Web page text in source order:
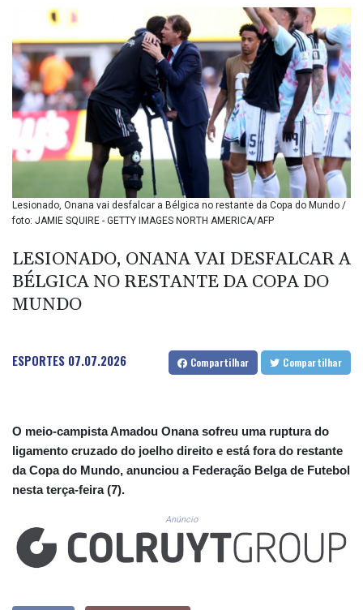
BMD 1.152379
BND 1.480393
BOB 13.964198
BRL 5.891306
BSD 1.154535
BTN 109.874896
BWP 15.61488
BYN 3.418287
BYR 22586.626891
BZD 2.321974
CAD 1.615497
CDF 2604.376508
CHF 0.934643
CLP 1055.440971
CNY 7.777463
CUC 1.152379
CUP 30.538041
DKK 7.475499
DOP 67.275332
DZD 153.346558
FJD 2.551309
FKP 0.856496
Lesionado, Onana vai desfalcar a Bélgica no restante da Copa do Mundo /
foto: JAMIE SQUIRE - GETTY IMAGES NORTH AMERICA/AFP
LESIONADO, ONANA VAI DESFALCAR A
BÉLGICA NO RESTANTE DA COPA DO
MUNDO
ESPORTES 07.07.2026 Compartilhar Compartilhar
O meio-campista Amadou Onana sofreu uma ruptura do
ligamento cruzado do joelho direito e está fora do restante
da Copa do Mundo, anunciou a Federação Belga de Futebol
nesta terça-feira (7).
Anúncio